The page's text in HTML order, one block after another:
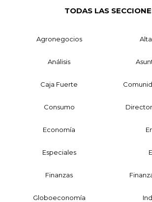
TODAS LAS
Agronegocios
Análisis
Caja Fuerte
Consumo
Economía
Especiales
Finanzas
Globoeconomía